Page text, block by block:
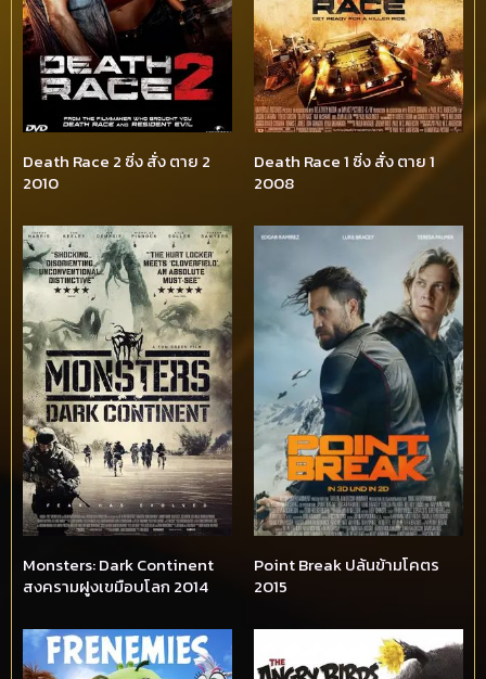
Death Race 2 ซิ่ง สั่ง ตาย 2
2010
Death Race 1 ซิ่ง สั่ง ตาย 1
2008
Monsters: Dark Continent
สงครามฝูงเขมือบโลก 2014
Point Break ปล้นข้ามโคตร
2015